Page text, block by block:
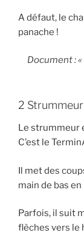
A défaut, le
panache !
Document :
2 Strummeur
Le strummeur
C’est le
Il met des
main de bas en
Parfois, il suit
flèches vers le